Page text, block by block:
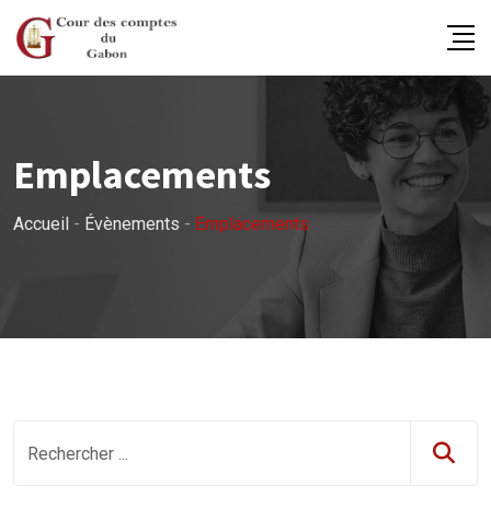
Skip
content
Emplacements
Accueil - Évènements - Emplacements